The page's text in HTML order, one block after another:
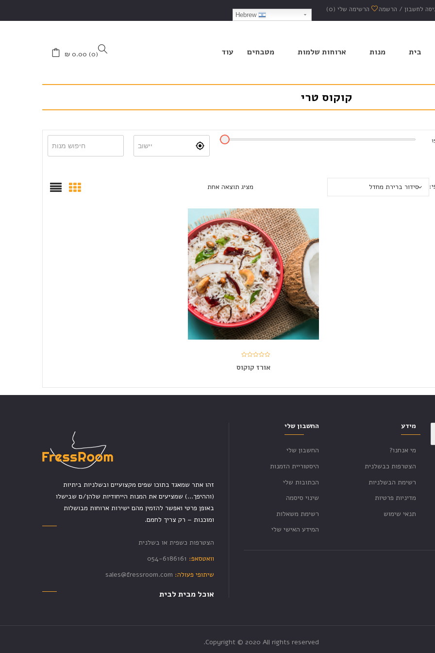
Hebrew
לחשבון / הרשמה הרשימה שלי (0)
בית מנות ארוחות שלמות מטבחים עוד 0.00
₪ 0
קוקוס טרי
מציג תוצאה אחת סידור ברירת מחדל
אורז קוקוס
זהו אתר שמאגד בתוכו שפים מקצועיים ובשלניות ביתיות
(וההיפך...) שמציעים את המנות הייחודיות שלהן/ם שבישלו
באופן פרטי ואפשר להזמין מהם ישירות ארוחות מבושלות
ומוכנות – רק צריך לחמם.
הצטרפות כשפית או בשלנית
וואטסאפ: 054-6186161
שיתופי פעולה: sales@fressroom.com
אוכל מבית לבית
החשבון שלי
החשבון שלי
היסטוריית הזמנות
הכתובות שלי
שינוי סיסמה
רשימת משאלות
המידע האישי שלי
מידע
מי אנחנו?
הצטרפות כבשלנית
רשימת הבשלניות
מדיניות פרטיות
תנאי שימוש
Copyright © 2020 All rights reserved.